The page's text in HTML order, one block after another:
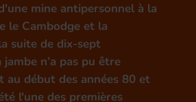
mine antipersonnel à la
le Cambodge et la
suite de dix-sept
n’a pas pu être
au début des années 80 et
l'une des premières